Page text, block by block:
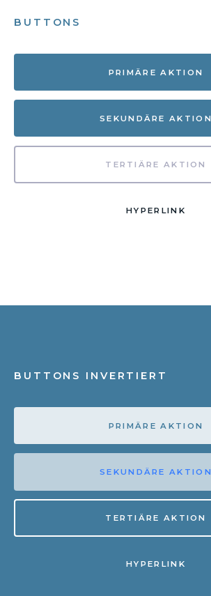
BUTTONS
PRIMÄRE AKTION
SEKUNDÄRE AKTION
TERTIÄRE AKTION
HYPERLINK
BUTTONS INVERTIERT
PRIMÄRE AKTION
SEKUNDÄRE AKTION
TERTIÄRE AKTION
HYPERLINK